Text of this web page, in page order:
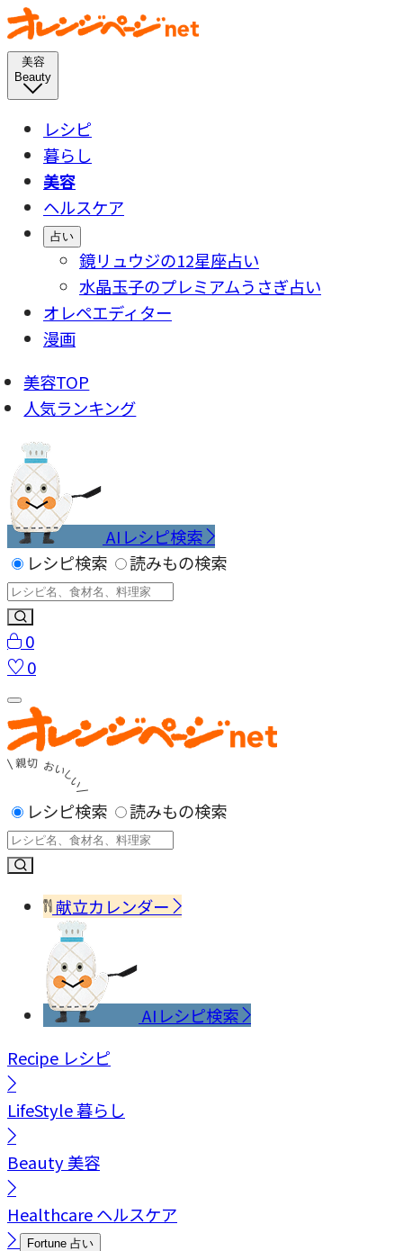
美容
Beauty
レシピ
暮らし
美容
ヘルスケア
占い
鏡リュウジの12星座占い
水晶玉子のプレミアムうさぎ占い
オレペエディター
漫画
美容TOP
人気ランキング
AIレシピ検索
レシピ検索
読みもの検索
0
0
レシピ検索 読みもの検索
献立カレンダー
AIレシピ検索
Recipe レシピ
LifeStyle暮らし
Beauty美容
Healthcareヘルスケア
Fortune 占い